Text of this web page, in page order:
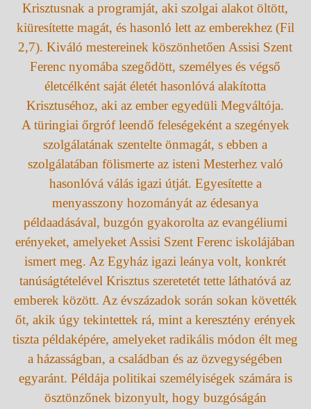
Krisztusnak a programját, aki szolgai alakot öltött,
kiüresítette magát, és hasonló lett az emberekhez (Fil
2,7). Kiváló mestereinek köszönhetően Assisi Szent
Ferenc nyomába szegődött, személyes és végső
életcélként saját életét hasonlóvá alakította
Krisztuséhoz, aki az ember egyedüli Megváltója.
A türingiai őrgróf leendő feleségeként a szegények
szolgálatának szentelte önmagát, s ebben a
szolgálatában fölismerte az isteni Mesterhez való
hasonlóvá válás igazi útját. Egyesítette a
menyasszony hozományát az édesanya
példaadásával, buzgón gyakorolta az evangéliumi
erényeket, amelyeket Assisi Szent Ferenc iskolájában
ismert meg. Az Egyház igazi leánya volt, konkrét
tanúságtételével Krisztus szeretetét tette láthatóvá az
emberek között. Az évszázadok során sokan követték
őt, akik úgy tekintettek rá, mint a keresztény erények
tiszta példaképére, amelyeket radikális módon élt meg
a házasságban, a családban és az özvegységében
egyaránt. Példája politikai személyiségek számára is
ösztönzőnek bizonyult, hogy buzgóságán